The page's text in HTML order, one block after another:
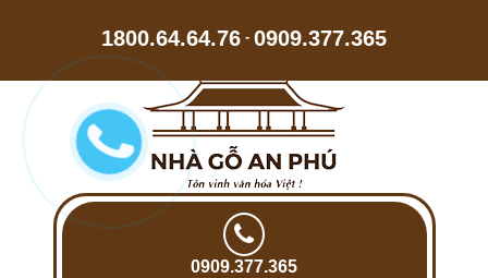
1800.64.64.76 - 0909.377.365
0909.377.365